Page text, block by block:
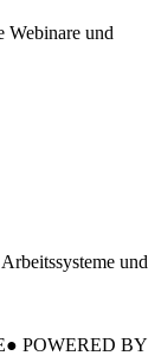
Webinare und
und
● POWERED BY